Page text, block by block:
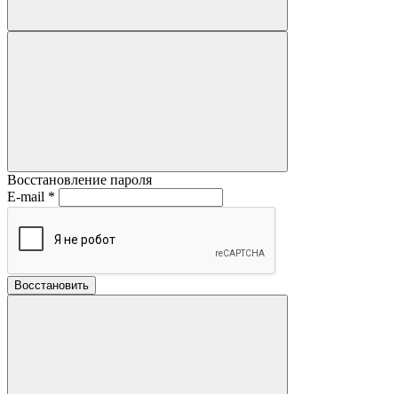
Восстановление пароля
E-mail *
Восстановить